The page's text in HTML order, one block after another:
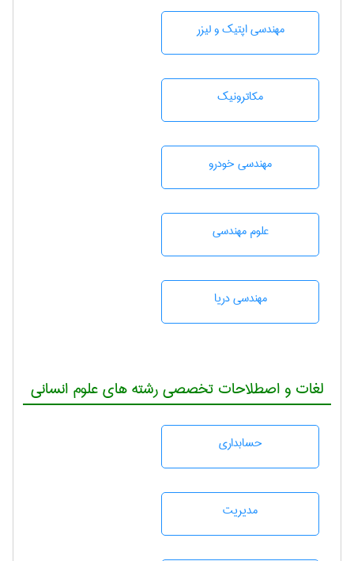
مهندسی اپتیک و لیزر
مکاترونیک
مهندسی خودرو
علوم مهندسی
مهندسی دریا
لغات و اصطلاحات تخصصی رشته های علوم انسانی
حسابداری
مديريت